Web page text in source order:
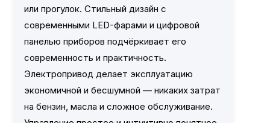
или прогулок. Стильный дизайн с
современными LED-фарами и цифровой
панелью приборов подчёркивает его
современность и практичность.
Электропривод делает эксплуатацию
экономичной и бесшумной — никаких затрат
на бензин, масла и сложное обслуживание.